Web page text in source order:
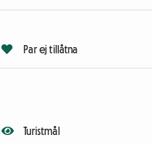
Par ej tillåtna
Turistmål